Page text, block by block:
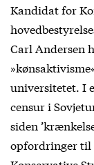
Kandidat for
Carl Andersen
universitetet. I
censur i
siden
opfordringer til